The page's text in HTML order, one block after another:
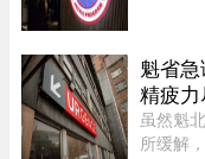
旨在简
魁省
精疲力
虽然魁
所缓解